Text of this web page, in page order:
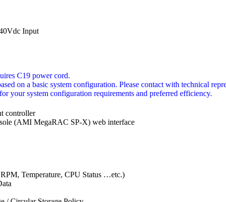
Input
C19 power cord.
on a basic system configuration. Please contact with technical
your system configuration requirements and preferred efficiency.
controller
(AMI MegaRAC SP-X) web interface
Temperature, CPU Status …etc.)